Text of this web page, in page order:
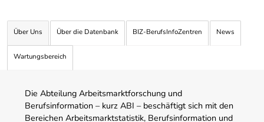
Über Uns Über die Datenbank BIZ-BerufsInfoZentren News
Wartungsbereich
Die Abteilung Arbeitsmarktforschung und
Berufsinformation – kurz ABI – beschäftigt sich mit den
Bereichen Arbeitsmarktstatistik, Berufsinformation und